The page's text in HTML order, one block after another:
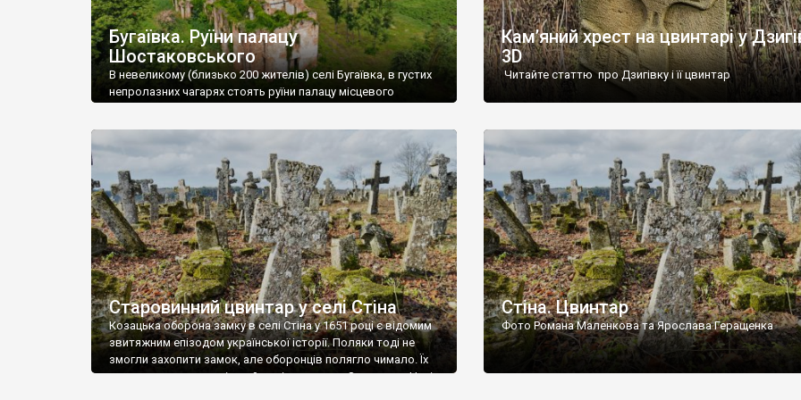
Бугаївка. Руїни палацу
Шостаковського
В невеликому (близько 200 жителів) селі Бугаївка, в густих
непролазних чагарях стоять руїни палацу місцевого
потім клуб, ще пізніше – гуртожиток. У 60-х роках минулого
століття тут розмістили туберкульозну лікарню. Коли із
палацу виїхала лікарня – ми точно не […]
Кам’яний хрест на цвинтарі у
3D
Читайте статтю про Дзигівку і її цвинтар
Старовинний цвинтар у селі Стіна
Козацька оборона замку в селі Стіна у 1651 році є відомим
звитяжним епізодом української історії. Поляки тоді не
змогли захопити замок, але оборонців полягло чимало. Їх
поховали на цвинтарі, який тоді називався Замковим. Нині
Стіна. Цвинтар
Фото Романа Маленкова та Ярослава Геращенка